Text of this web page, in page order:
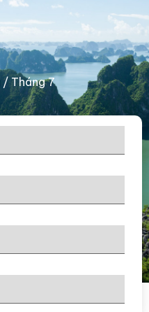
/ Tháng 7